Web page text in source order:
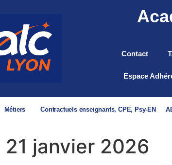
Contact
Espace
Métiers Contractuels enseignants, CPE, Psy-EN
21 janvier 2026